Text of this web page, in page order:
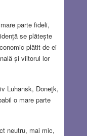
parte fideli,
se plătește
plătit de ei
și viitorul lor
Luhansk, Doneţk,
o mare parte
neutru, mai mic,